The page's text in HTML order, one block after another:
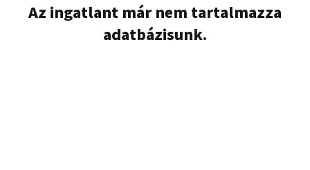
Az ingatlant már nem tartalmazza
adatbázisunk.